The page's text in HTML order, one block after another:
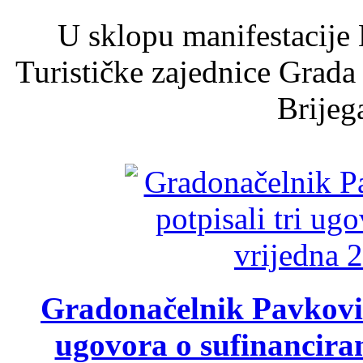
U sklopu
Turističke zajednice
Gradonačelnik
ugovora o